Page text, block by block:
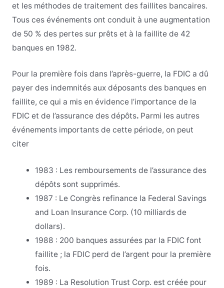
et les méthodes de traitement des faillites bancaires.
Tous ces événements ont conduit à une augmentation
de 50 % des pertes sur prêts et à la faillite de 42
banques en 1982.
Pour la première fois dans l’après-guerre, la FDIC a dû
payer des indemnités aux déposants des banques en
faillite, ce qui a mis en évidence l’importance de la
FDIC et de l’assurance des dépôts. Parmi les autres
événements importants de cette période, on peut
citer
1983 : Les remboursements de l’assurance des
dépôts sont supprimés.
1987 : Le Congrès refinance la Federal Savings
and Loan Insurance Corp. (10 milliards de
dollars).
1988 : 200 banques assurées par la FDIC font
faillite ; la FDIC perd de l’argent pour la première
fois.
1989 : La Resolution Trust Corp. est créée pour